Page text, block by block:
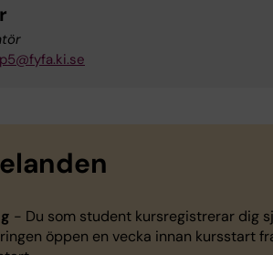
- Du som student kursregistrerar dig
öppen en vecka innan kursstart